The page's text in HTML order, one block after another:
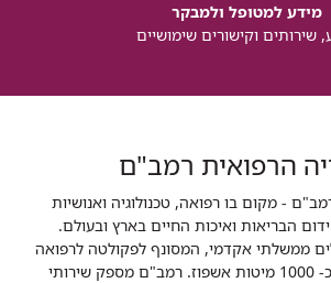
מידע למטופל ולמבקר
שירותים וקישורים שימושיים
הרפואית רמב"ם
- מקום בו רפואה, טכנולוגיה ואנושיות
הבריאות ואיכות החיים בארץ ובעולם.
ממשלתי אקדמי, המסונף לפקולטה לרפואה
של הטכניון ומונה כ- 1000 מיטות אשפוז. רמב"ם מספק שירותי